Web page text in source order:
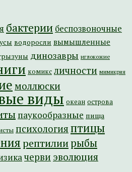
бактерии беспозвоночные
водоросли вымышленные
динозавры иглокожие
комикс личности мимикрия
моллюски
виды океан острова
паукообразные пища
психология птицы
рептилиирыбы
черви эволюция